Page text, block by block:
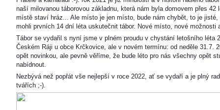
naší milovanou táborovou základnu, která nám byla domovem přes
místě staví hráz... Ale místo je jen místo, bude nám chybět, to je
mohli prvních 14 dní léta uskutečnit tábor. Nové místo, nové
Tábor se vydařil s nyní jsme v plném proudu v chystání letošního léta
Českém Ráji u obce Krčkovice, ale v novém termínu: od neděle 31.7.
opět novinkou, ale pevně věříme, že bude léto pro nás všechny opět
nabídnout.
Nezbývá než popřát vše nejlepší v roce 2022, ať se vydaří a je plný
tvářích ;-).